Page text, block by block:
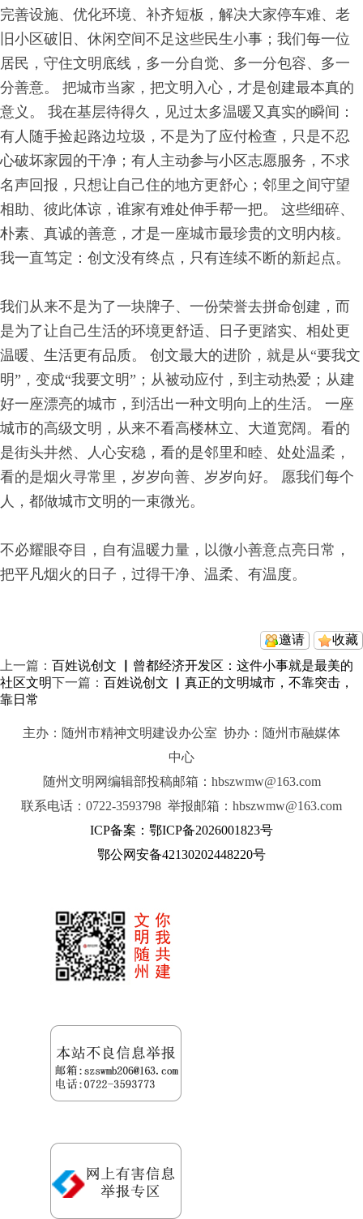
完善设施、优化环境、补齐短板，解决大家停车难、老
旧小区破旧、休闲空间不足这些民生小事；我们每一位
居民，守住文明底线，多一分自觉、多一分包容、多一
分善意。 把城市当家，把文明入心，才是创建最本真的
意义。 我在基层待得久，见过太多温暖又真实的瞬间：
有人随手捡起路边垃圾，不是为了应付检查，只是不忍
心破坏家园的干净；有人主动参与小区志愿服务，不求
名声回报，只想让自己住的地方更舒心；邻里之间守望
相助、彼此体谅，谁家有难处伸手帮一把。 这些细碎、
朴素、真诚的善意，才是一座城市最珍贵的文明内核。
我一直笃定：创文没有终点，只有连续不断的新起点。
我们从来不是为了一块牌子、一份荣誉去拼命创建，而
是为了让自己生活的环境更舒适、日子更踏实、相处更
温暖、生活更有品质。 创文最大的进阶，就是从“要我文
明”，变成“我要文明”；从被动应付，到主动热爱；从建
好一座漂亮的城市，到活出一种文明向上的生活。 一座
城市的高级文明，从来不看高楼林立、大道宽阔。看的
是街头井然、人心安稳，看的是邻里和睦、处处温柔，
看的是烟火寻常里，岁岁向善、岁岁向好。 愿我们每个
人，都做城市文明的一束微光。
不必耀眼夺目，自有温暖力量，以微小善意点亮日常，
把平凡烟火的日子，过得干净、温柔、有温度。
收藏
邀请
上一篇： 百姓说创文 ▏曾都经济开发区：这件小事就是最美的
社区文明下一篇： 百姓说创文 ▏真正的文明城市，不靠突击，
靠日常
主办：随州市精神文明建设办公室 协办：随州市融媒体
中心
随州文明网编辑部投稿邮箱：hbszwmw@163.com
联系电话：0722-3593798 举报邮箱：hbszwmw@163.com
ICP备案：鄂ICP备2026001823号
鄂公网安备42130202448220号